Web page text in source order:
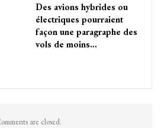
Des avions hybrides ou
électriques pourraient
façon une paragraphe des
vols de moins…
are closed.